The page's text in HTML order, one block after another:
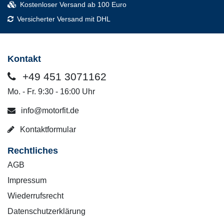
Kostenloser Versand ab 100 Euro
Versicherter Versand mit DHL
Kontakt
+49 451 3071162
Mo. - Fr. 9:30 - 16:00 Uhr
info@motorfit.de
Kontaktformular
Rechtliches
AGB
Impressum
Wiederrufsrecht
Datenschutzerklärung